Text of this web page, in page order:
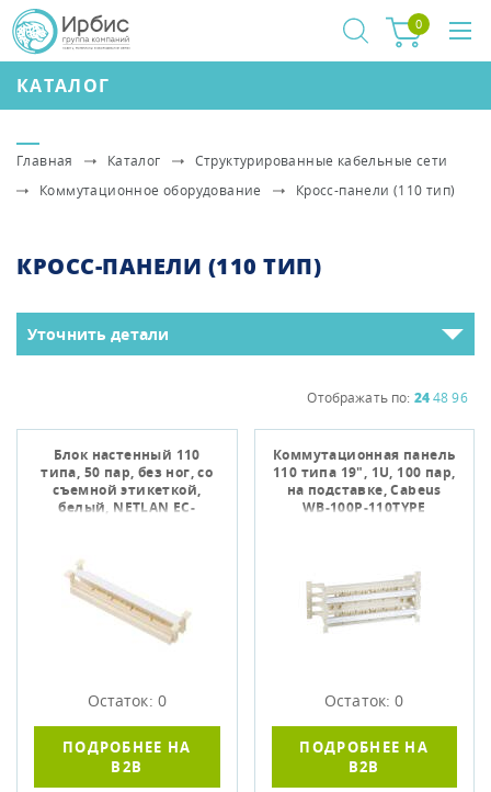
КАТАЛОГ
0
Главная Каталог
Структурированные кабельные сети
Коммутационное оборудование
Кросс-панели (110 тип)
Уточнить детали
КРОСС-ПАНЕЛИ (110 ТИП)
Отображать по: 2448 96
Блок настенный 110
типа, 50 пар, без ног, со
cъемной этикеткой,
белый, NETLAN EC-
Остаток: 0
ПОДРОБНЕЕ НА
B2B
Коммутационная панель
110 типа 19", 1U, 100 пар,
на подставке, Cabeus
WB-100P-110TYPE
Остаток: 0
ПОДРОБНЕЕ НА
B2B